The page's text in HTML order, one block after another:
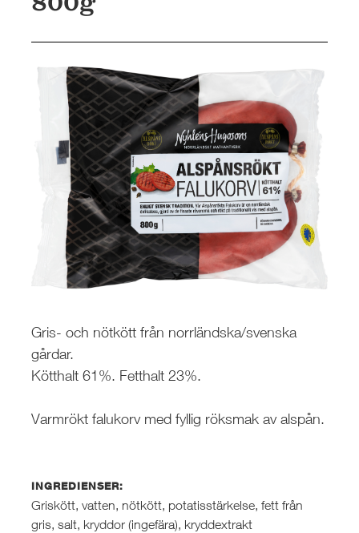
Gris- och nötkött från norrländska/svenska
gårdar.
Kötthalt 61%. Fetthalt 23%.
Varmrökt falukorv med fyllig röksmak av alspån.
INGREDIENSER:
Griskött, vatten, nötkött, potatisstärkelse, fett från
gris, salt, kryddor (ingefära), kryddextrakt